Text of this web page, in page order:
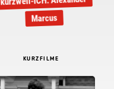
Marcus
KURZFILME